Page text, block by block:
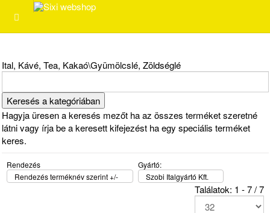
Ital, Kávé, Tea, Kakaó\Gyümölcslé, Zöldséglé
Hagyja üresen a keresés mezőt ha az összes terméket szeretné
látni vagy írja be a keresett kifejezést ha egy speciális terméket
keres.
Rendezés
Rendezés terméknév szerint +/-
Gyártó:
Szobi Italgyártó Kft.
Találatok: 1 - 7 / 7